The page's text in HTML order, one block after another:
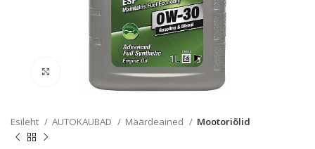
Kliki lülitamiseks
Esileht AUTOKAUBAD Määrdeained Mootoriõlid